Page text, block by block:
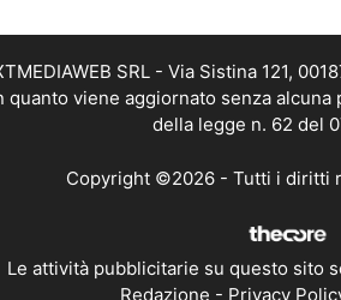
SRL - Via Sistina 121,
viene aggiornato senza
della legge n. 62 del
Copyright ©2026 - Tutti i diritti
Le attività pubblicitarie su questo sito
Redazione - Privacy